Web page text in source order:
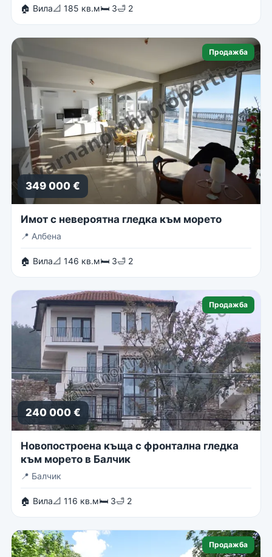
🏠 Вила📐 185 кв.м🛏 3🛁 2
Продажба
349 000 €
Имот с невероятна гледка към морето
📍 Албена
🏠 Вила📐 146 кв.м🛏 3🛁 2
Продажба
240 000 €
Новопостроена къща с фронтална гледка
към морето в Балчик
📍 Балчик
🏠 Вила📐 116 кв.м🛏 3🛁 2
Продажба